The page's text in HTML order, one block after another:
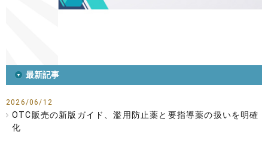
最新記事
2026/06/12
OTC販売の新版ガイド、濫用防止薬と要指導薬の扱いを明確
化